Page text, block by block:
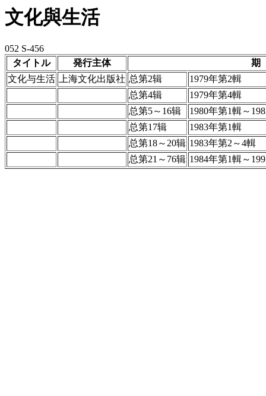
文化與生活
052 S-456
タイトル
発行主体
期
文化与生活 上海文化出版社 总第2辑
1979年第2輯
总第4辑
1979年第4輯
总第5～16辑
1980年第1輯～
总第17辑
1983年第1輯
总第18～20辑 1983年第2～4輯
总第21～76辑 1984年第1輯～